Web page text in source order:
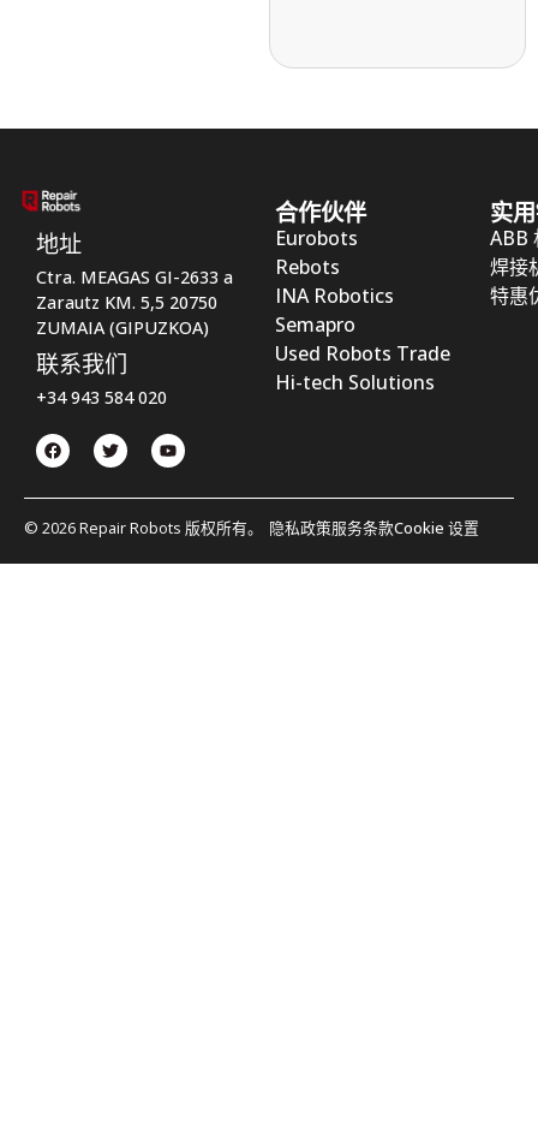
地址
Ctra. MEAGAS GI-2633 a
Zarautz KM. 5,5 20750
ZUMAIA (GIPUZKOA)
联系我们
+34 943 584 020
合作伙伴
Eurobots
Rebots
INA Robotics
Semapro
Used Robots Trade
Hi-tech Solutions
实
ABB
焊接
特惠
© 2026 Repair Robots 版权所有。 隐私政策服务条款Cookie 设置